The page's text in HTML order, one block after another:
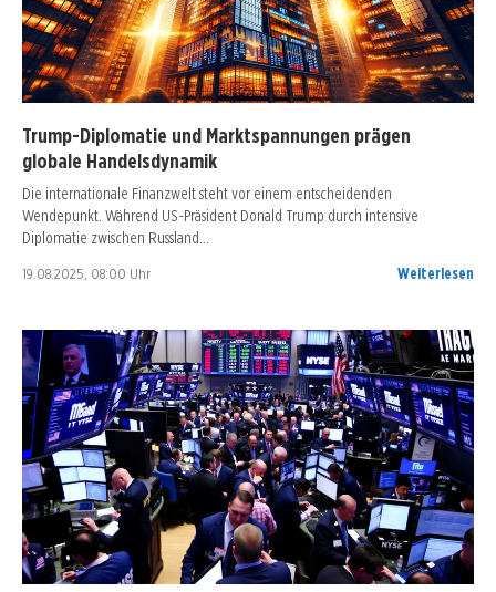
Trump-Diplomatie und Marktspannungen prägen
globale Handelsdynamik
Die internationale Finanzwelt steht vor einem entscheidenden
Wendepunkt. Während US-Präsident Donald Trump durch intensive
Diplomatie zwischen Russland…
19.08.2025, 08:00 Uhr Weiterlesen